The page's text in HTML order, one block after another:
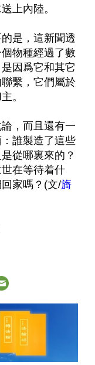
上內陸。
是，這新聞透
物種經過了數
因爲它和其它
繫，它們屬於
。
，而且還有一
誰製造了這些
從哪裏來的？
在等待着什
家嗎？(文/旖